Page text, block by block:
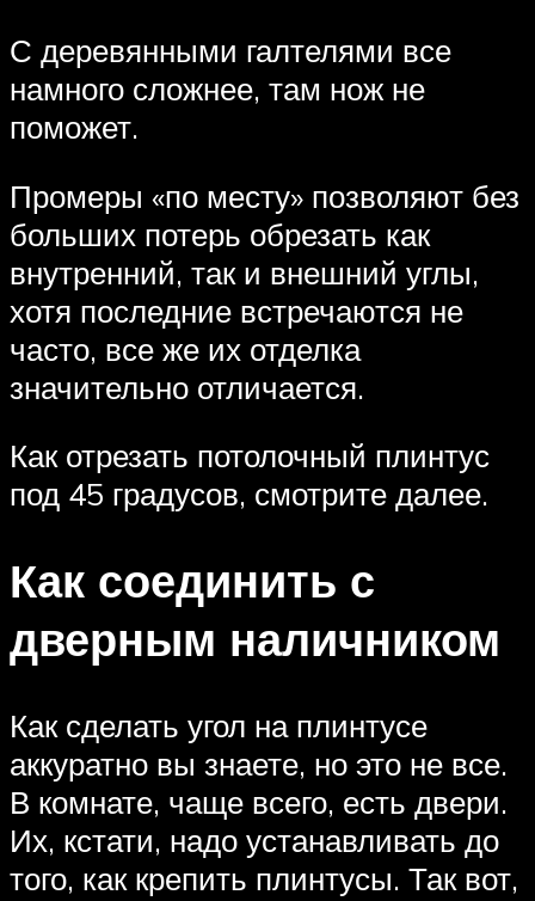
С деревянными галтелями все
намного сложнее, там нож не
поможет.
Промеры «по месту» позволяют без
больших потерь обрезать как
внутренний, так и внешний углы,
хотя последние встречаются не
часто, все же их отделка
значительно отличается.
Как отрезать потолочный плинтус
под 45 градусов, смотрите далее.
Как соединить с
дверным наличником
Как сделать угол на плинтусе
аккуратно вы знаете, но это не все.
В комнате, чаще всего, есть двери.
Их, кстати, надо устанавливать до
того, как крепить плинтусы. Так вот,